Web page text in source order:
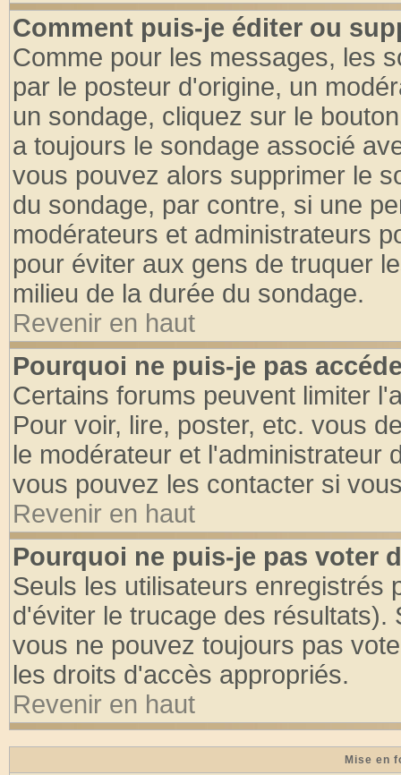
Comment puis-je éditer ou
Comme pour les messages, les
par le posteur d'origine, un
un sondage, cliquez sur le
a toujours le sondage associé
vous pouvez alors supprimer le
du sondage, par contre, si une
modérateurs et administrateurs
pour éviter aux gens de truquer
milieu de la durée du sondage.
Revenir en haut
Pourquoi ne puis-je pas
Certains forums peuvent limiter
Pour voir, lire, poster, etc. vous
le modérateur et l'administrateur
vous pouvez les contacter si
Revenir en haut
Pourquoi ne puis-je pas voter
Seuls les utilisateurs enregistrés
d'éviter le trucage des
vous ne pouvez toujours pas
les droits d'accès appropriés.
Revenir en haut
Mise en